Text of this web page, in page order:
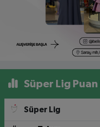
Süper Lig
Süper Lig